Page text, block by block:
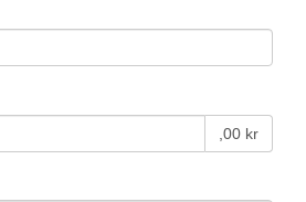
,00 kr